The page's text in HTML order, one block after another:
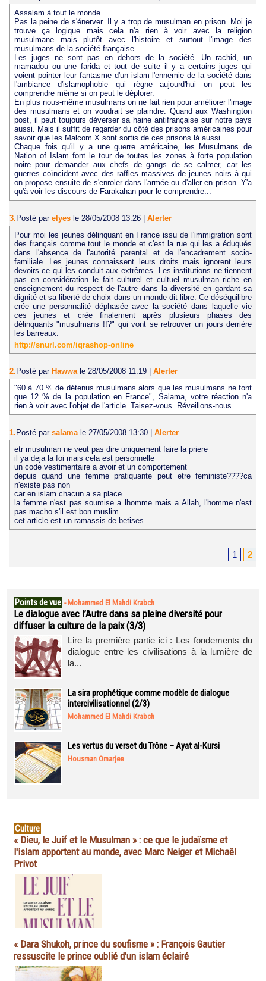
Assalam à tout le monde
Pas la peine de s'énerver. Il y a trop de musulman en prison. Moi je
trouve ça logique mais cela n'a rien à voir avec la religion
musulmane mais plutôt avec l'histoire et surtout l'image des
musulmans de la société française.
Les juges ne sont pas en dehors de la société. Un rachid, un
mamadou ou une farida et tout de suite il y a certains juges qui
voient pointer leur fantasme d'un islam l'ennemie de la société dans
l'ambiance d'islamophobie qui règne aujourd'hui on peut les
comprendre même si on peut le déplorer.
En plus nous-même musulmans on ne fait rien pour améliorer l'image
des musulmans et on voudrait se plaindre. Quand aux Washington
post, il peut toujours déverser sa haine antifrançaise sur notre pays
aussi. Mais il suffit de regarder du côté des prisons américaines pour
savoir que les Malcom X sont sortis de ces prisons là aussi.
Chaque fois qu'il y a une guerre américaine, les Musulmans de
Nation of Islam font le tour de toutes les zones à forte population
noire pour demander aux chefs de gangs de se calmer, car les
guerres coïncident avec des raffles massives de jeunes noirs à qui
on propose ensuite de s'enroler dans l'armée ou d'aller en prison. Y'a
qu'à voir les discours de Farakahan pour le comprendre...
3.Posté par elyes le 28/05/2008 13:26 | Alerter
Pour moi les jeunes délinquant en France issu de l'immigration sont
des français comme tout le monde et c'est la rue qui les a éduqués
dans l'absence de l'autorité parental et de l'encadrement socio-
familiale. Les jeunes connaissent leurs droits mais ignorent leurs
devoirs ce qui les conduit aux extrêmes. Les institutions ne tiennent
pas en considération le fait culturel et cultuel musulman riche en
enseignement du respect de l'autre dans la diversité en gardant sa
dignité et sa liberté de choix dans un monde dit libre. Ce déséquilibre
crée une personnalité déphasée avec la société dans laquelle vie
ces jeunes et crée finalement après plusieurs phases des
délinquants "musulmans !!?" qui vont se retrouver un jours derrière
les barreaux.
http://snurl.com/iqrashop-online
2. Posté par Hawwa le 28/05/2008 11:19
Alerter
"60 à 70 % de détenus musulmans alors que les musulmans ne font
que 12 % de la population en France", Salama, votre réaction n'a
rien à voir avec l'objet de l'article. Taisez-vous. Réveillons-nous.
1. Posté par salama le 27/05/2008 13:30
Alerter
etr musulman ne veut pas dire uniquement faire la priere
il ya deja la foi mais cela est personnelle
un code vestimentaire a avoir et un comportement
depuis quand une femme pratiquante peut etre feministe????ca
n'existe pas non
car en islam chacun a sa place
la femme n'est pas soumise a lhomme mais a Allah, l'homme n'est
pas macho s'il est bon muslim
cet article est un ramassis de betises
1 2
Points de vue - Mohammed El Mahdi Krabch
Le dialogue avec l’Autre dans sa pleine diversité pour
diffuser la culture de la paix (3/3)
Lire la première partie ici : Les fondements du
dialogue entre les civilisations à la lumière de
la...
La sira prophétique comme modèle de dialogue
intercivilisationnel (2/3)
Mohammed El Mahdi Krabch
Les vertus du verset du Trône – Ayat al-Kursi
Housman Omarjee
Culture
« Dieu, le Juif et le Musulman » : ce que le judaïsme et
l'islam apportent au monde, avec Marc Neiger et Michaël
Privot
« Dara Shukoh, prince du soufisme » : François Gautier
ressuscite le prince oublié d'un islam éclairé